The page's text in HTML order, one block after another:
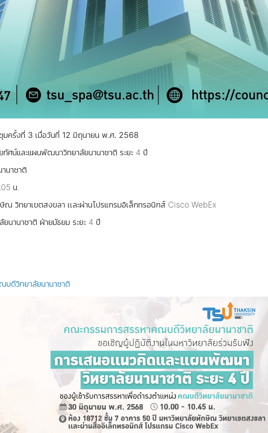
มครั้งที่ 3 เมื่อวันที่ 12 มิถุนายน พ.ศ. 2568
ศน์และแผนพัฒนาวิทยาลัยนานาชาติ ระยะ 4 ปี
นาชาติ
น.
วิทยาเขตสงขลา เเละผ่านโปรแกรมอิเล็กทรอนิกส์ Cisco WebEx
นานาชาติ ฝ่ายมัธยม ระยะ 4 ปี
บดีวิทยาลัยนานาชาติ